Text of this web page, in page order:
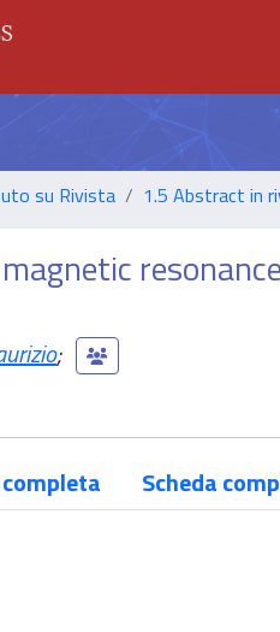
su Rivista 1.5 Abstract in
;
Scheda